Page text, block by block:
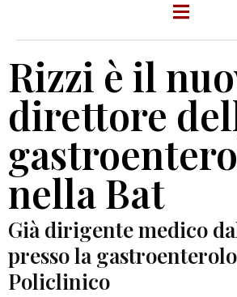
Rizzi è il
direttore
nella Bat
Già dirigente medico
presso la
Policlinico